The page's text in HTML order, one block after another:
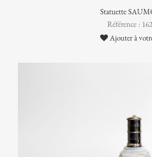
Statuette
Référence :
Ajouter à